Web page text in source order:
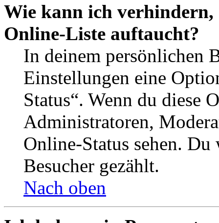
Wie kann ich verhindern,
Online-Liste auftaucht?
In deinem persönlichen
Einstellungen eine
Status“. Wenn du diese
Administratoren,
Online-Status sehen.
Besucher gezählt.
Nach oben